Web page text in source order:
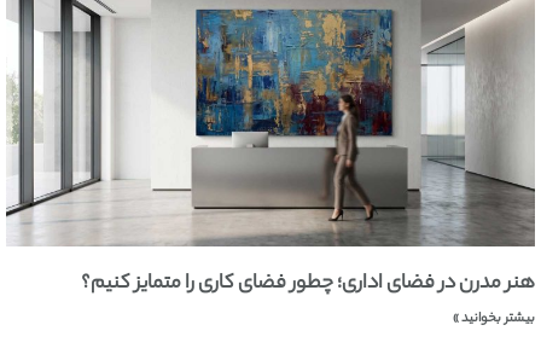
هنر مدرن در فضای اداری؛ چطور فضای کاری را متمایز کنیم؟
بیشتر بخوانید »